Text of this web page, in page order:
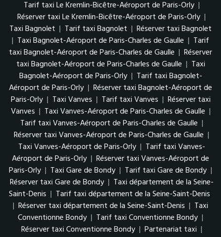
Tarif taxi Le Kremlin-Bicêtre-Aéroport de Paris-Orly |
Réserver taxi Le Kremlin-Bicêtre-Aéroport de Paris-Orly |
Taxi Bagnolet | Tarif taxi Bagnolet | Réserver taxi Bagnolet
| Taxi Bagnolet-Aéroport de Paris-Charles de Gaulle | Tarif
taxi Bagnolet-Aéroport de Paris-Charles de Gaulle | Réserver
taxi Bagnolet-Aéroport de Paris-Charles de Gaulle | Taxi
Bagnolet-Aéroport de Paris-Orly | Tarif taxi Bagnolet-
Aéroport de Paris-Orly | Réserver taxi Bagnolet-Aéroport de
Paris-Orly | Taxi Vanves | Tarif taxi Vanves | Réserver taxi
Vanves | Taxi Vanves-Aéroport de Paris-Charles de Gaulle |
Tarif taxi Vanves-Aéroport de Paris-Charles de Gaulle |
Réserver taxi Vanves-Aéroport de Paris-Charles de Gaulle |
Taxi Vanves-Aéroport de Paris-Orly | Tarif taxi Vanves-
Aéroport de Paris-Orly | Réserver taxi Vanves-Aéroport de
Paris-Orly | Taxi Gare de Bondy | Tarif taxi Gare de Bondy |
Réserver taxi Gare de Bondy | Taxi département de la Seine-
Saint-Denis | Tarif taxi département de la Seine-Saint-Denis
| Réserver taxi département de la Seine-Saint-Denis | Taxi
Conventionne Bondy | Tarif taxi Conventionne Bondy |
Réserver taxi Conventionne Bondy | Partenariat taxi |